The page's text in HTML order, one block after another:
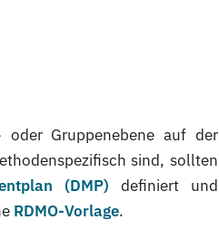
Gruppenebene auf der
sind, sollten
(DMP) definiert und
RDMO-Vorlage.